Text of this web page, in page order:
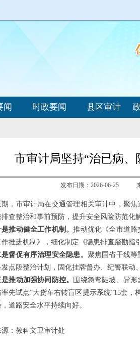
闻 时政要闻 县区审计
市审计局坚持“治已病
发布日期：2026-06-25
期，市审计局在交通管理相关审计中，聚
查整治和事前预防，提升安全风险防范化
是推动健全工作机制。推动优化《全市道
推进机制》，细化制定《隐患排查踏勘
是督促有序治理安全隐患。 聚焦国省干线等
点段整治计划，固化挂牌督办、纪警联动
是推动加强协同防控。
围绕急弯陡坡、异
先试点“大货车右转盲区提示系统”15套
，道路安全水平持续向好。
源：教科文卫审计处